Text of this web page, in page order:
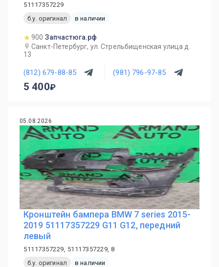
51117357229
б.у. оригинал
в наличии
900 Запчастюга.рф
Санкт-Петербург, ул. Стрельбищенская улица д.
13
(812) 679-88-85 (981) 796-97-85
5 400
05.08.2026
Кронштейн бампера BMW 7 series 2015-
2019 51117357229 G11 G12, передний
левый
51117357229, 51117357229, 8
б.у. оригинал
в наличии